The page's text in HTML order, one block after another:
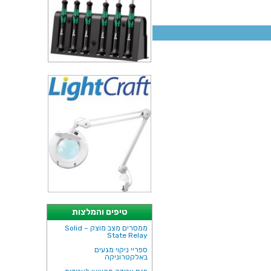
טיפים והמלצות
ממסרים מצב מוצק – Solid
State Relay
ספריי ניקוי מגעים
באלקטרוניקה